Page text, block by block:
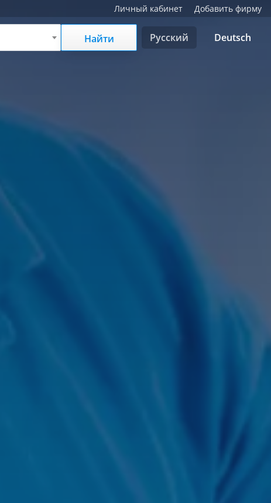
Личный кабинет Добавить фирму
Найти Русский Deutsch